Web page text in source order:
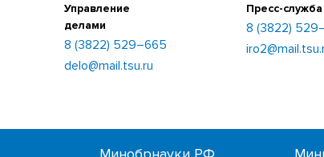
Управление
делами
8 (3822) 529–665
delo@mail.tsu.ru
Пресс-служба
8 (3822)